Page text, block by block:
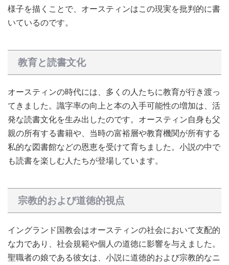
様子を描くことで、オースティンはこの現実を批判的に書
いているのです。
教育と読書文化
オースティンの時代には、多くの人たちに教育が行き渡っ
てきました。識字率の向上と本の入手可能性の増加は、活
発な読書文化を生み出したのです。オースティン自身も父
親の所有する書籍や、当時の富裕層や教育機関が所有する
私的な図書館などの恩恵を受けて育ちました。小説の中で
も読書を楽しむ人たちが登場しています。
宗教的および道徳的視点
イングランド国教会はオースティンの社会において支配的
な力であり、社会規範や個人の道徳に影響を与えました。
聖職者の娘である彼女は、小説に道徳的および宗教的なニ